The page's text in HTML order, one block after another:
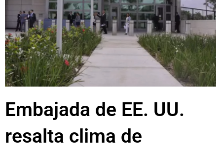
Embajada de EE. UU.
resalta clima de